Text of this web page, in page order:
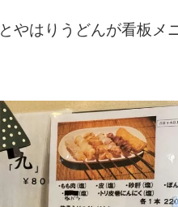
やはりうどんが看板メ